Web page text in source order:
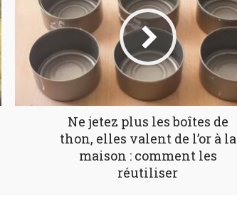
Ne jetez plus les boîtes de
thon, elles valent de l’or à la
maison : comment les
réutiliser